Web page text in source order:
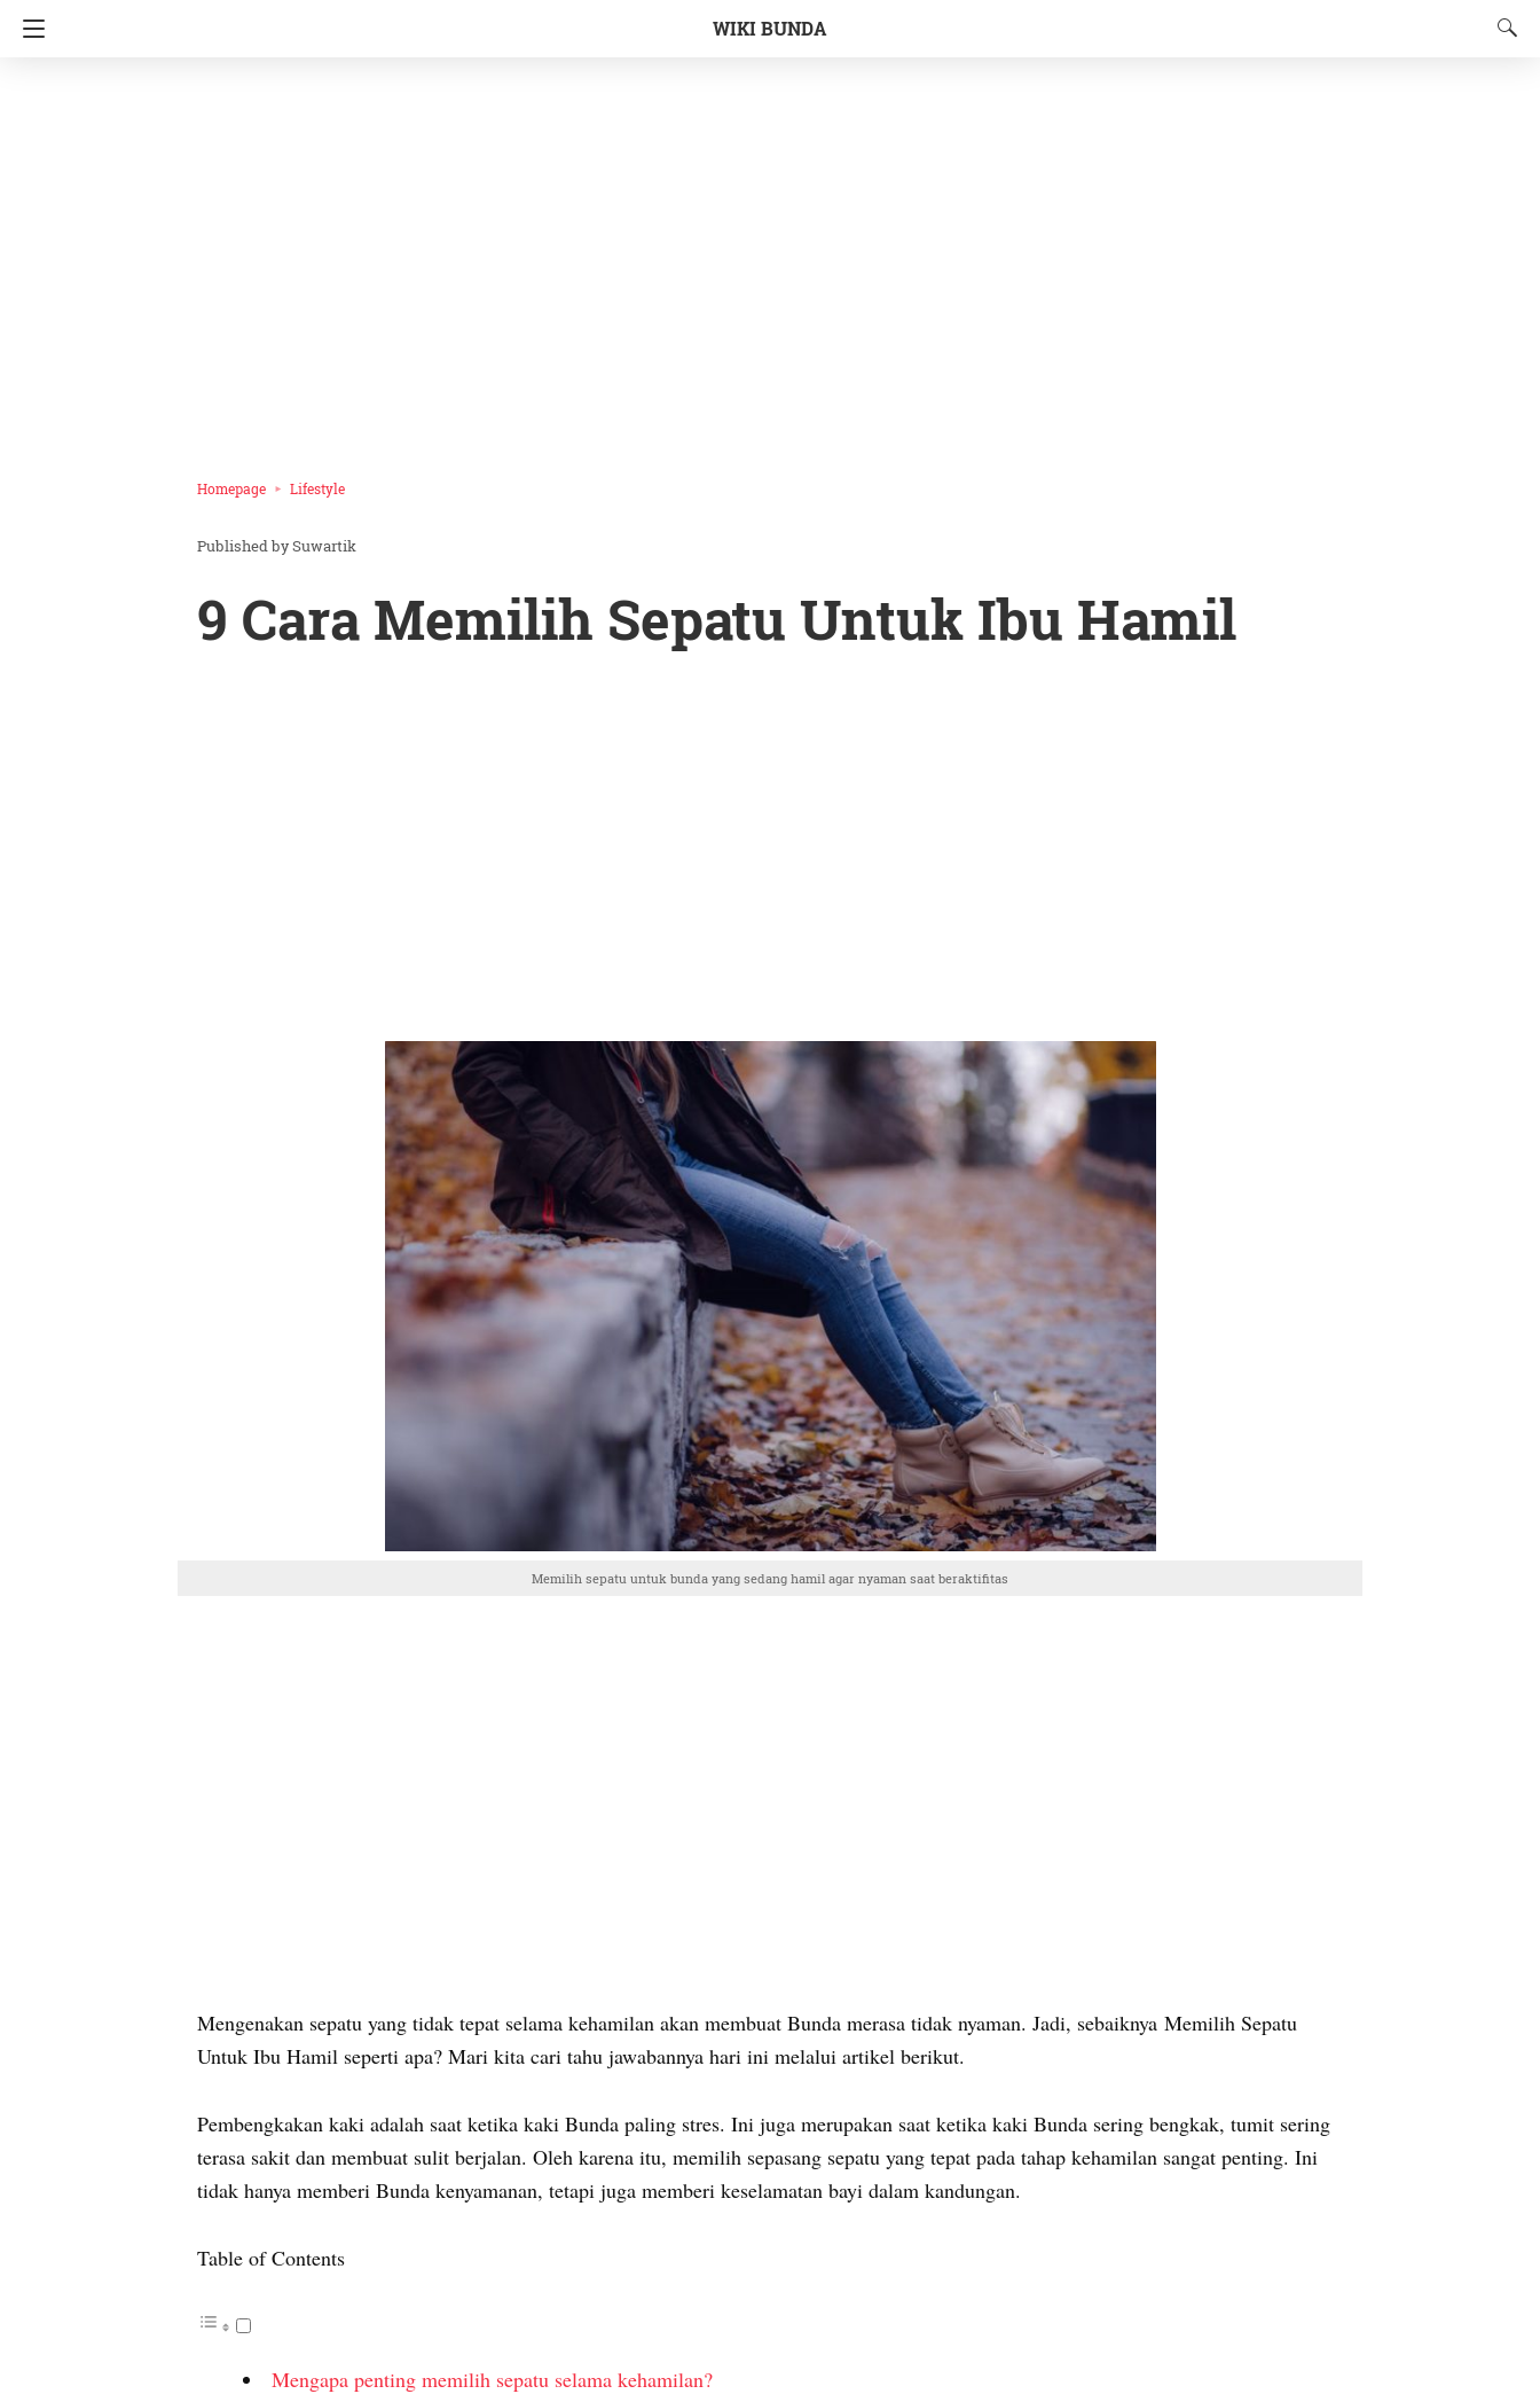
WIKI BUNDA
Homepage Lifestyle
Suwartik
9 Cara Memilih Sepatu Untuk Ibu Hamil
Memilih sepatu untuk bunda yang sedang hamil agar nyaman saat beraktifitas
Mengenakan sepatu yang tidak tepat selama kehamilan akan membuat Bunda merasa tidak nyaman. Jadi, sebaiknya Memilih Sepatu
Untuk Ibu Hamil seperti apa? Mari kita cari tahu jawabannya hari ini melalui artikel berikut.
Pembengkakan kaki adalah saat ketika kaki Bunda paling stres. Ini juga merupakan saat ketika kaki Bunda sering bengkak, tumit sering
terasa sakit dan membuat sulit berjalan. Oleh karena itu, memilih sepasang sepatu yang tepat pada tahap kehamilan sangat penting. Ini
tidak hanya memberi Bunda kenyamanan, tetapi juga memberi keselamatan bayi dalam kandungan.
Table of Contents
Mengapa penting memilih sepatu selama kehamilan?